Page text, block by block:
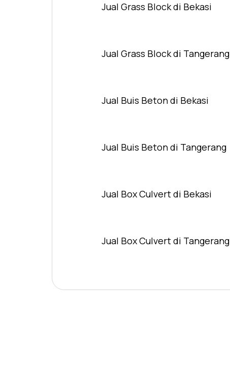
Jual Grass Block di Bekasi
Jual Grass Block di Tangerang
Jual Buis Beton di Bekasi
Jual Buis Beton di Tangerang
Jual Box Culvert di Bekasi
Jual Box Culvert di Tangerang